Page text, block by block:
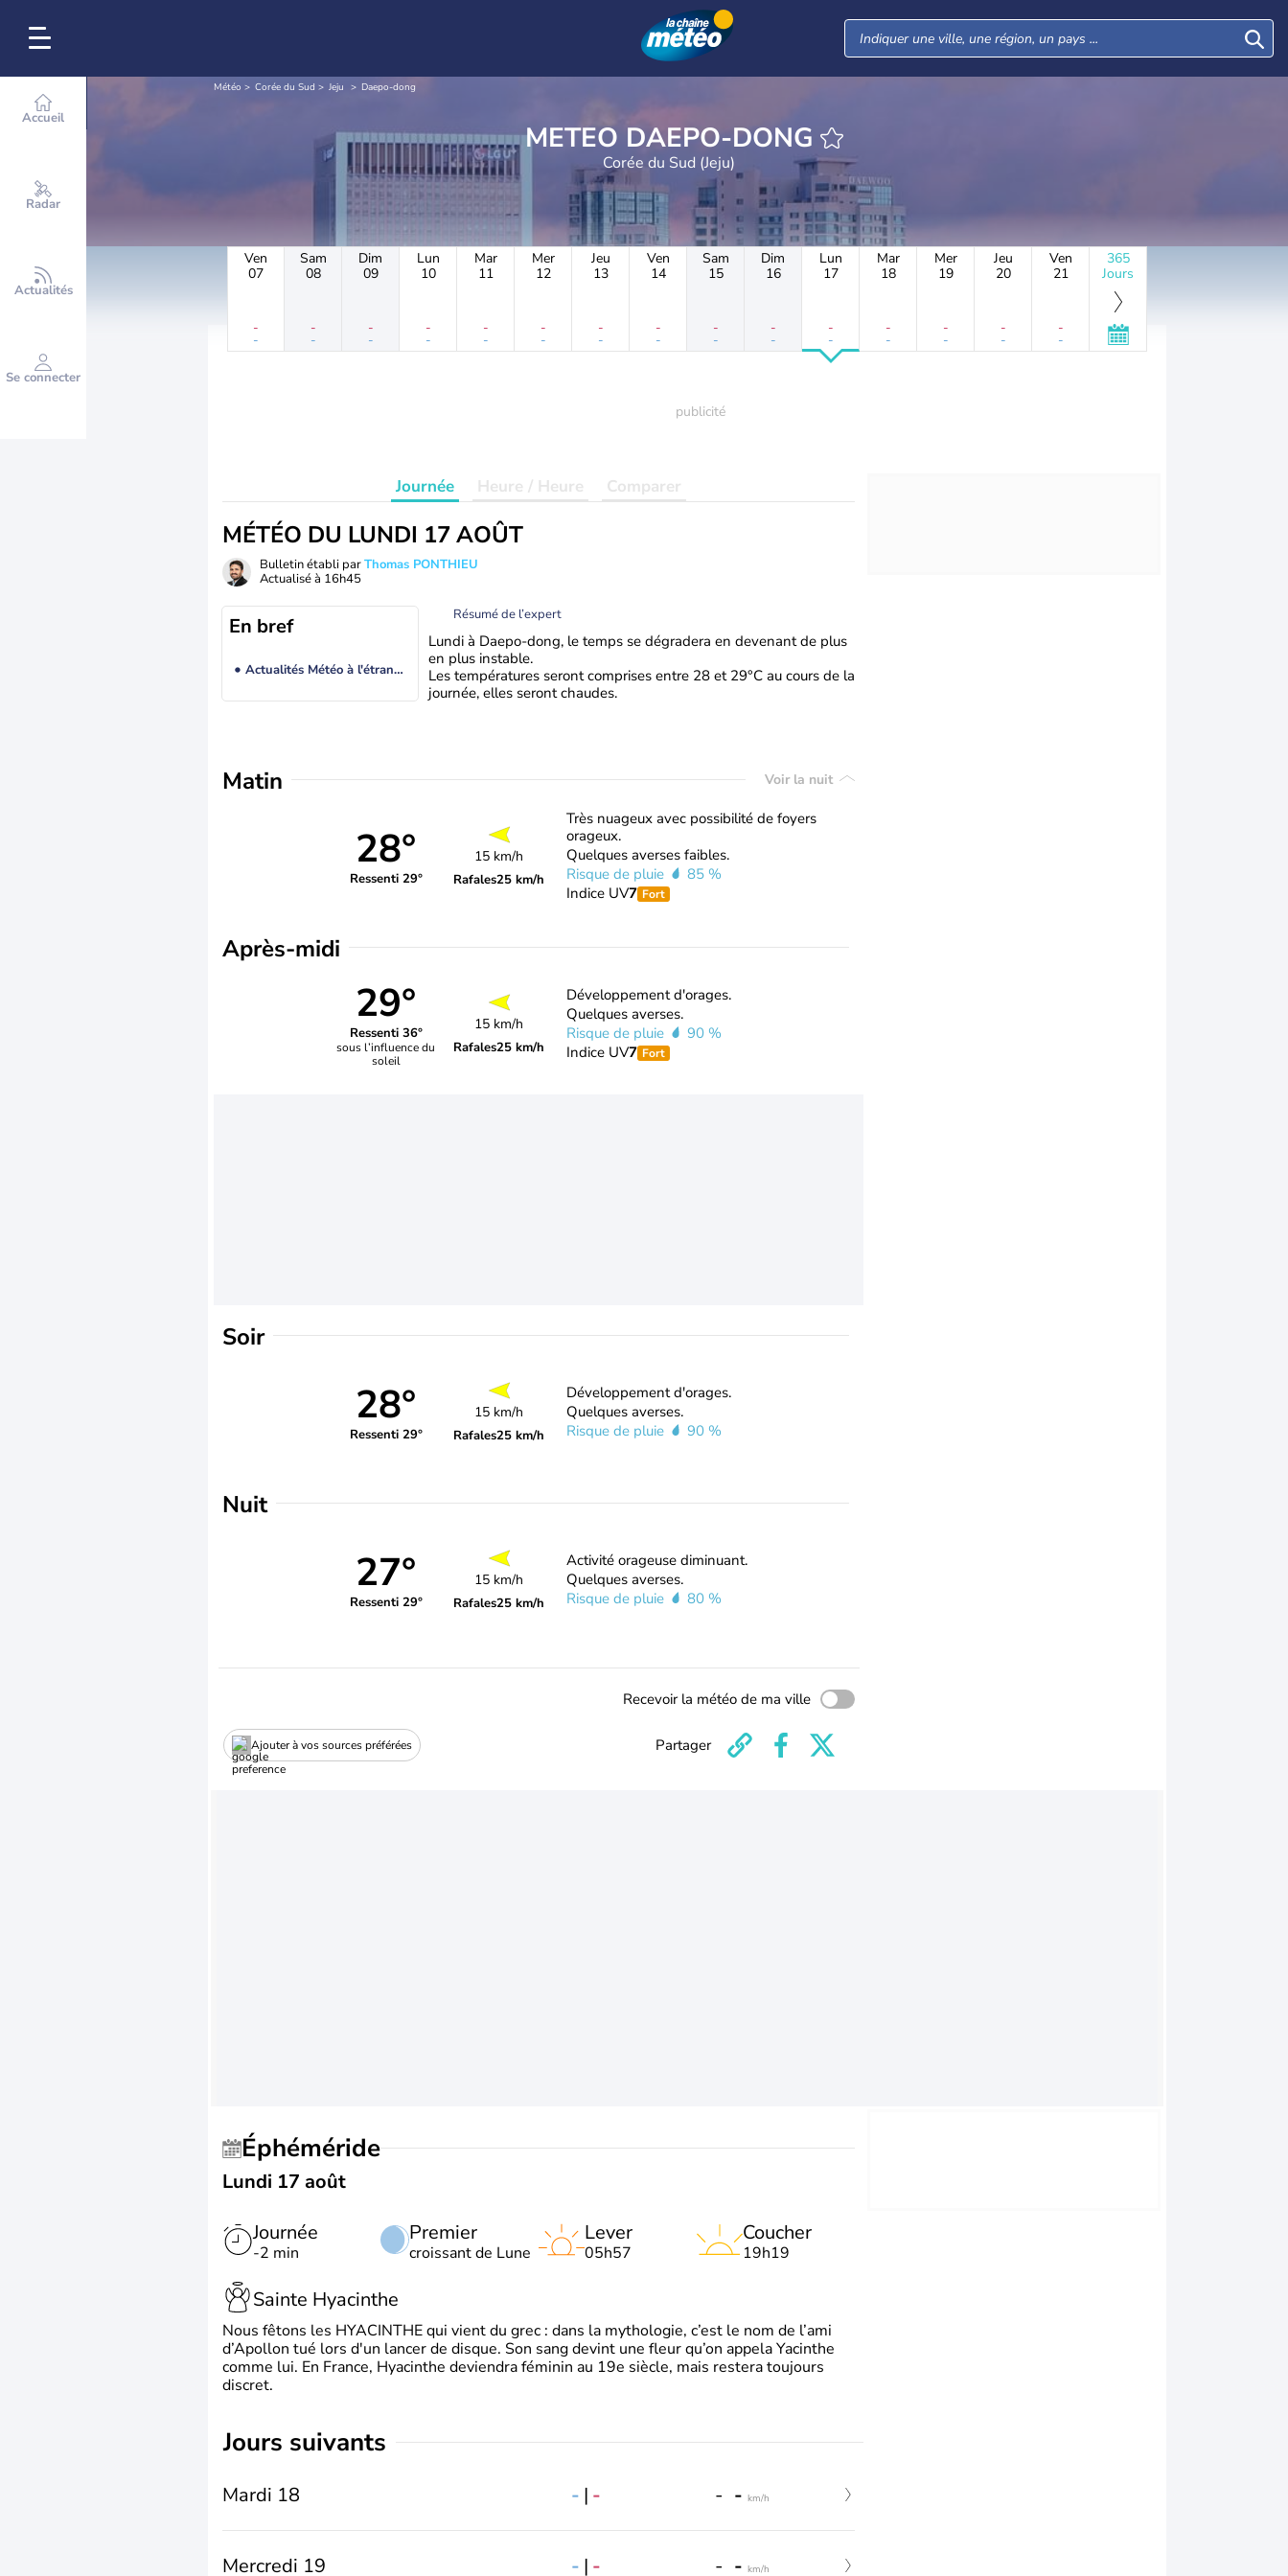
Accueil
Radar
Actualités
Se connecter
Météo Corée du Sud Jeju Daepo-dong
METEO DAEPO-DONG
Corée du Sud (Jeju)
Ven
07
-
-
Sam
08
-
-
Dim
09
-
-
Lun
10
-
-
Mar
11
-
-
Mer
12
-
-
Jeu
13
-
-
Ven
14
-
-
Sam
15
-
-
Dim
16
-
-
Lun
17
-
-
Mar
18
-
-
Mer
19
-
-
Jeu
20
-
-
Ven
21
-
-
365
Jours
Journée Heure / Heure Comparer
MÉTÉO DU LUNDI 17 AOÛT
Bulletin établi parThomas PONTHIEU
Actualisé à 16h45
En bref
Actualités Météo à l'étranger
Résumé de l’expert
Lundi à Daepo-dong, le temps se dégradera en devenant de plus
en plus instable.
Les températures seront comprises entre 28 et 29°C au cours de la
journée, elles seront chaudes.
Matin Voir la nuit
28°
Ressenti 29°
15 km/h
Rafales25 km/h
Très nuageux avec possibilité de foyers
orageux.
Quelques averses faibles.
Risque de pluie
85 %
Indice UV7 Fort
Après-midi
29°
Ressenti 36°
sous l’influence du
soleil
15 km/h
Rafales25 km/h
Développement d'orages.
Quelques averses.
Risque de pluie
90 %
Indice UV7 Fort
Soir
28°
Ressenti 29°
15 km/h
Rafales25 km/h
Développement d'orages.
Quelques averses.
Risque de pluie
90 %
Nuit
27°
Ressenti 29°
15 km/h
Rafales25 km/h
Activité orageuse diminuant.
Quelques averses.
Risque de pluie
80 %
Recevoir la météo de ma ville
Ajouter à vos sources préférées Partager
Éphéméride
Lundi 17 août
Journée
-2 min
Premier
croissant de Lune
Lever
05h57
Coucher
19h19
Sainte Hyacinthe
Nous fêtons les HYACINTHE qui vient du grec : dans la mythologie, c’est le nom de l’ami
d’Apollon tué lors d'un lancer de disque. Son sang devint une fleur qu’on appela Yacinthe
comme lui. En France, Hyacinthe deviendra féminin au 19e siècle, mais restera toujours
discret.
jours suivants
Mardi 18 - | - - - km/h
Mercredi 19 - | - - - km/h